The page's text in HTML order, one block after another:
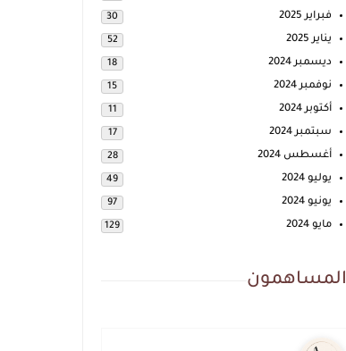
فبراير 2025 30
يناير 2025 52
ديسمبر 2024 18
نوفمبر 2024 15
أكتوبر 2024 11
سبتمبر 2024 17
أغسطس 2024 28
يوليو 2024 49
يونيو 2024 97
مايو 2024 129
المساهمون